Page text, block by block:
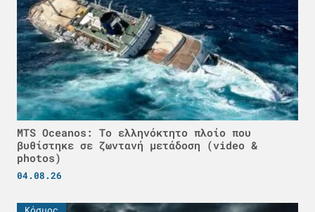
MTS Oceanos: Το ελληνόκτητο πλοίο που
βυθίστηκε σε ζωντανή μετάδοση (video &
photos)
04.08.26